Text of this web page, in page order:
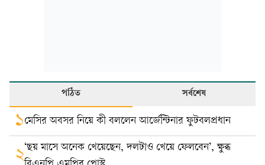
পঠিত সর্বশেষ
১মেসির অবসর নিয়ে কী বললেন আর্জেন্টিনার ফুটবলপ্রধান
২‘ছয় মাসে অনেক খেয়েছেন, দলটাও খেয়ে ফেলবেন’, ক্ষুব্ধ